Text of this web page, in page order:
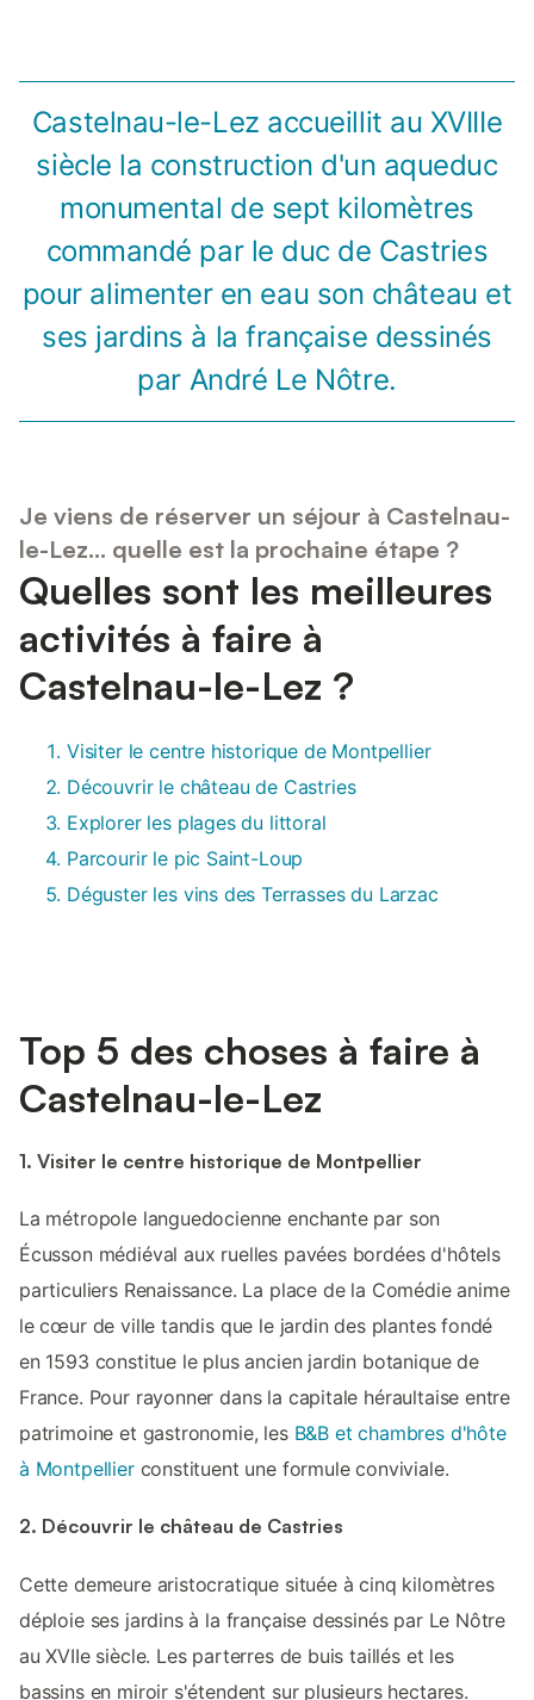
Castelnau-le-Lez accueillit au XVIIIe
siècle la construction d'un aqueduc
monumental de sept kilomètres
commandé par le duc de Castries
pour alimenter en eau son château et
ses jardins à la française dessinés
par André Le Nôtre.
Je viens de réserver un séjour à Castelnau-
le-Lez... quelle est la prochaine étape ?
Quelles sont les meilleures
activités à faire à
Castelnau-le-Lez ?
Visiter le centre historique de Montpellier
Découvrir le château de Castries
Explorer les plages du littoral
Parcourir le pic Saint-Loup
Déguster les vins des Terrasses du Larzac
Top 5 des choses à faire à
Castelnau-le-Lez
1. Visiter le centre historique de Montpellier
La métropole languedocienne enchante par son
Écusson médiéval aux ruelles pavées bordées d'hôtels
particuliers Renaissance. La place de la Comédie anime
le cœur de ville tandis que le jardin des plantes fondé
en 1593 constitue le plus ancien jardin botanique de
France. Pour rayonner dans la capitale héraultaise entre
patrimoine et gastronomie, les B&B et chambres d'hôte
à Montpellierconstituent une formule conviviale.
2. Découvrir le château de Castries
Cette demeure aristocratique située à cinq kilomètres
déploie ses jardins à la française dessinés par Le Nôtre
au XVIIe siècle. Les parterres de buis taillés et les
bassins en miroir s'étendent sur plusieurs hectares.